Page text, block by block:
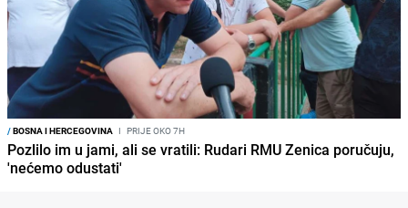
/BOSNA I HERCEGOVINA I PRIJE OKO 7H
Pozlilo im u jami, ali se vratili: Rudari RMU Zenica poručuju,
'nećemo odustati'